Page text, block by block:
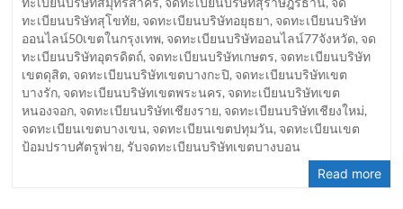
ทะเบียนบริษัทสุโขทัย, จดทะเบียนบริษัทอยุธยา, จดทะเบียนบริษัท
ออนไลน์50เขตในกรุงเทพ, จดทะเบียนบริษัทออนไลน์77จังหวัด, จด
ทะเบียนบริษัทอุตรดิตถ์, จดทะเบียนบริษัทเกษตร, จดทะเบียนบริษัท
เขตดุสิต, จดทะเบียนบริษัทเขตบางกะปิ, จดทะเบียนบริษัทเขต
บางรัก, จดทะเบียนบริษัทเขตพระนคร, จดทะเบียนบริษัทเขต
หนองจอก, จดทะเบียนบริษัทเชียงราย, จดทะเบียนบริษัทเชียงใหม่,
จดทะเบียนเขตบางเขน, จดทะเบียนเขตปทุมวัน, จดทะเบียนเขต
ป้อมปราบศัตรูพ่าย, รับจดทะเบียนบริษัทเขตบางบอน
Read more